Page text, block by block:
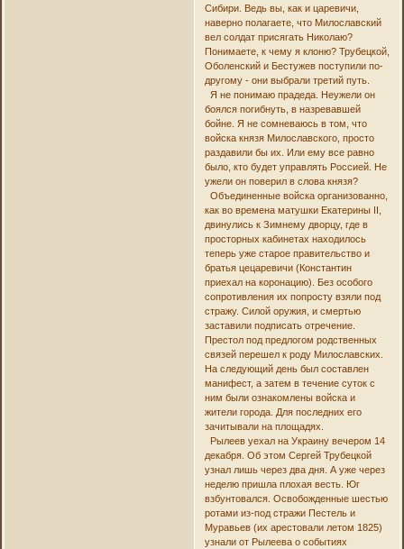
Сибири. Ведь вы, как и царевичи,
наверно полагаете, что Милославский
вел солдат присягать Николаю?
Понимаете, к чему я клоню? Трубецкой,
Оболенский и Бестужев поступили по-
другому - они выбрали третий путь.
Я не понимаю прадеда. Неужели он
боялся погибнуть, в назревавшей
бойне. Я не сомневаюсь в том, что
войска князя Милославского, просто
раздавили бы их. Или ему все равно
было, кто будет управлять Россией. Не
ужели он поверил в слова князя?
Объединенные войска организованно,
как во времена матушки Екатерины II,
двинулись к Зимнему дворцу, где в
просторных кабинетах находилось
теперь уже старое правительство и
братья цецаревичи (Константин
приехал на коронацию). Без особого
сопротивления их попросту взяли под
стражу. Силой оружия, и смертью
заставили подписать отречение.
Престол под предлогом родственных
связей перешел к роду Милославских.
На следующий день был составлен
манифест, а затем в течение суток с
ним были ознакомлены войска и
жители города. Для последних его
зачитывали на площадях.
Рылеев уехал на Украину вечером 14
декабря. Об этом Сергей Трубецкой
узнал лишь через два дня. А уже через
неделю пришла плохая весть. Юг
взбунтовался. Освобожденные шестью
ротами из-под стражи Пестель и
Муравьев (их арестовали летом 1825)
узнали от Рылеева о событиях